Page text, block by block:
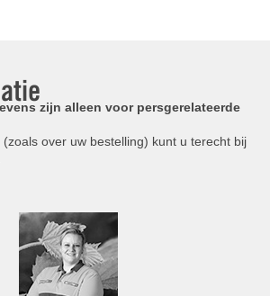
zijn alleen voor persgerelateerde
over uw bestelling) kunt u terecht bij